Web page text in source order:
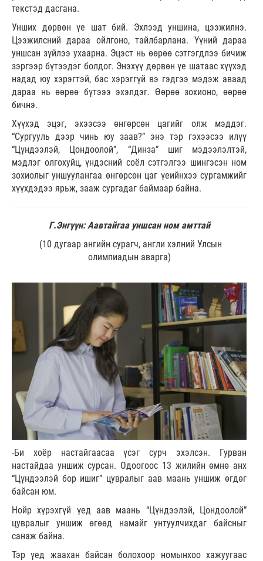
текстэд дасгана.
Унших дөрвөн үе шат бий. Эхлээд уншина, цээжилнэ.
Цээжилсний дараа ойлгоно, тайлбарлана. Үүний дараа
уншсан зүйлээ ухаарна. Эцэст нь өөрөө сэтгэгдлээ бичиж
зэргээр бүтээдэг болдог. Энэхүү дөрвөн үе шатаас хүүхэд
надад юу хэрэгтэй, бас хэрэггүй вэ гэдгээ мэдэж аваад
дараа нь өөрөө бүтэээ эхэлдэг. Өөрөө зохионо, өөрөө
бичнэ.
Хүүхэд эцэг, эхээсээ өнгөрсөн цагийг олж мэддэг.
“Сургууль дээр чинь юу заав?” энэ тэр гэхээсээ илүү
“Цүндээлэй, Цондоолой”, “Динза” шиг мэдээлэлтэй,
мэдлэг олгохуйц, үндэсний соёл сэтгэлгээ шингэсэн ном
зохиолыг уншуулангаа өнгөрсөн цаг үеийнхээ сургамжийг
хүүхдэдээ ярьж, зааж сургадаг баймаар байна.
Г.Энгүүн: Аавтайгаа уншсан ном амттай
(10 дугаар ангийн сурагч, англи хэлний Улсын
олимпиадын аварга)
-Би хоёр настайгаасаа үсэг сурч эхэлсэн. Гурван
настайдаа уншиж сурсан. Одоогоос 13 жилийн өмнө анх
“Цүндээлэй бор ишиг” цувралыг аав маань уншиж өгдөг
байсан юм.
Нойр хүрэхгүй үед аав маань “Цүндээлэй, Цондоолой”
цувралыг уншиж өгөөд намайг унтуулчихдаг байсныг
санаж байна.
Тэр үед жаахан байсан болохоор номынхоо хажуугаас